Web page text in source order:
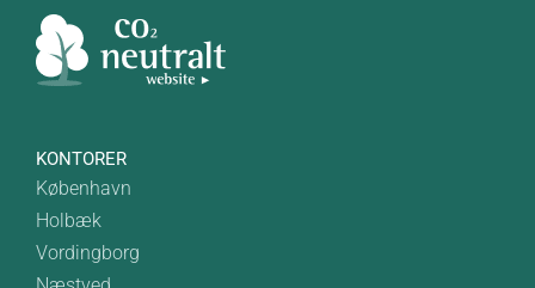
KONTORER
København
Holbæk
Vordingborg